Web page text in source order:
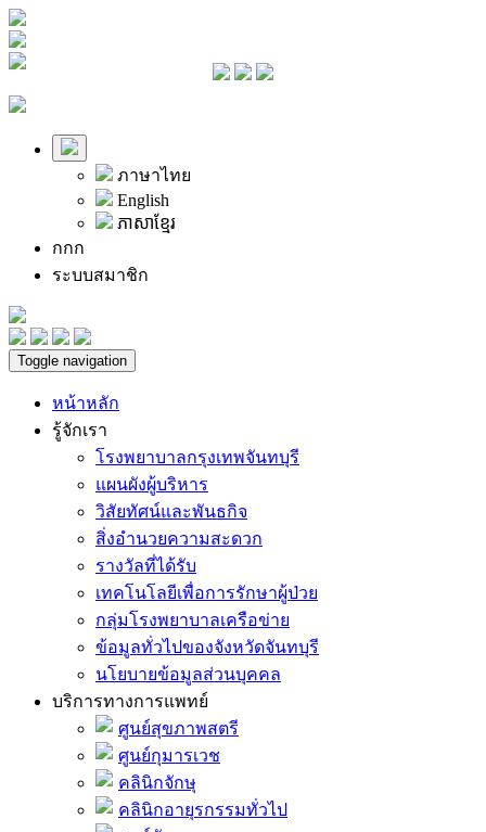
ภาษาไทย
English
ភាសាខ្មែរ
กกก
ระบบสมาชิก
Toggle navigation
หน้าหลัก
รู้จักเรา
โรงพยาบาลกรุงเทพจันทบุรี
แผนผังผู้บริหาร
วิสัยทัศน์และพันธกิจ
สิ่งอำนวยความสะดวก
รางวัลที่ได้รับ
เทคโนโลยีเพื่อการรักษาผู้ป่วย
กลุ่มโรงพยาบาลเครือข่าย
ข้อมูลทั่วไปของจังหวัดจันทบุรี
นโยบายข้อมูลส่วนบุคคล
บริการทางการแพทย์
ศูนย์สุขภาพสตรี
ศูนย์กุมารเวช
คลินิกจักษุ
คลินิกอายุรกรรมทั่วไป